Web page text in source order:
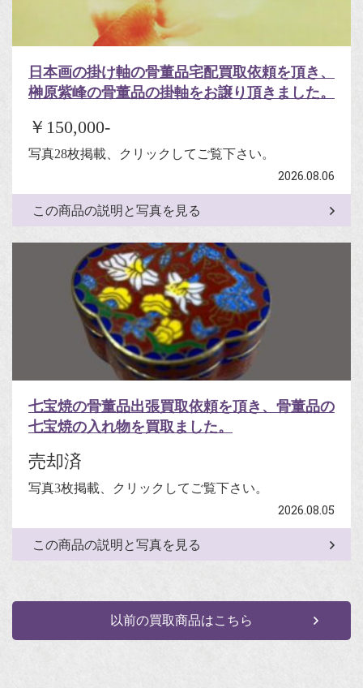
日本画の掛け軸の骨董品宅配買取依頼を頂き、
榊原紫峰の骨董品の掛軸をお譲り頂きました。
￥150,000-
写真28枚掲載、クリックしてご覧下さい。
2026.08.06
この商品の説明と写真を見る
七宝焼の骨董品出張買取依頼を頂き、骨董品の
七宝焼の入れ物を買取ました。
売却済
写真3枚掲載、クリックしてご覧下さい。
2026.08.05
この商品の説明と写真を見る
以前の買取商品はこちら